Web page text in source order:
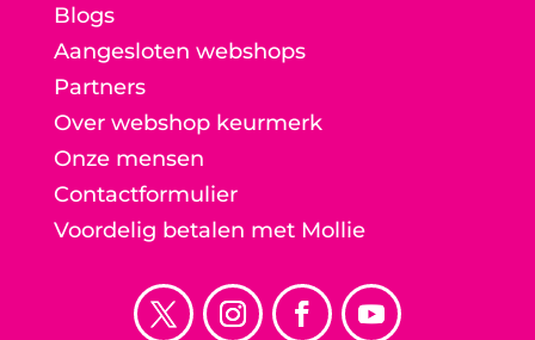
Blogs
Aangesloten webshops
Partners
Over webshop keurmerk
Onze mensen
Contactformulier
Voordelig betalen met Mollie